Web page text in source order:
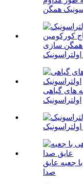
همگن سازی
های گیاهی
اولتراسونیک
جعبه عایق
صدا